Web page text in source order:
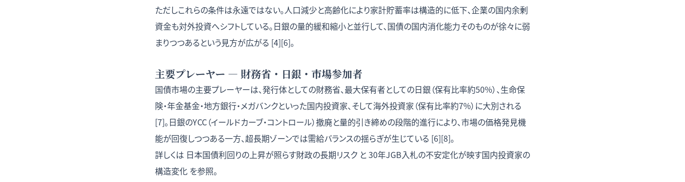
ただしこれらの条件は永遠ではない。人口減少と高齢化により家計貯蓄率は構造的に低下、企業の国内余剰
資金も対外投資へシフトしている。日銀の量的緩和縮小と並行して、国債の国内消化能力そのものが徐々に弱
まりつつあるという見方が広がる [4][6]。
主要プレーヤー — 財務省・日銀・市場参加者
国債市場の主要プレーヤーは、発行体としての財務省、最大保有者としての日銀（保有比率約50%）、生命保
険・年金基金・地方銀行・メガバンクといった国内投資家、そして海外投資家（保有比率約7%）に大別される
[7]。日銀のYCC（イールドカーブ・コントロール）撤廃と量的引き締めの段階的進行により、市場の価格発見機
能が回復しつつある一方、超長期ゾーンでは需給バランスの揺らぎが生じている [6][8]。
詳しくは 日本国債利回りの上昇が照らす財政の長期リスク と30年JGB入札の不安定化が映す国内投資家の
構造変化 を参照。